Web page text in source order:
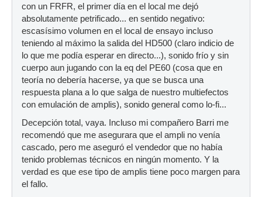
con un FRFR, el primer día en el local me dejó
absolutamente petrificado... en sentido negativo:
escasísimo volumen en el local de ensayo incluso
teniendo al máximo la salida del HD500 (claro indicio de
lo que me podía esperar en directo...), sonido frío y sin
cuerpo aun jugando con la eq del PE60 (cosa que en
teoría no debería hacerse, ya que se busca una
respuesta plana a lo que salga de nuestro multiefectos
con emulación de amplis), sonido general como lo-fi...
Decepción total, vaya. Incluso mi compañero Barri me
recomendó que me asegurara que el ampli no venía
cascado, pero me aseguró el vendedor que no había
tenido problemas técnicos en ningún momento. Y la
verdad es que ese tipo de amplis tiene poco margen para
el fallo.